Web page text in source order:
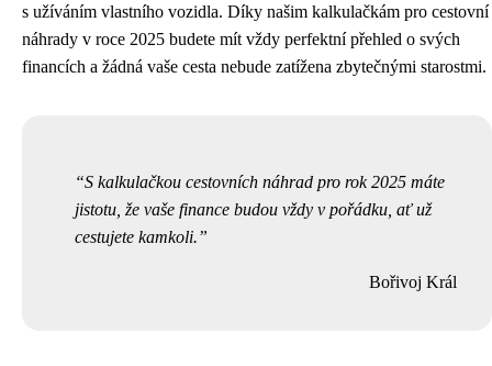
s užíváním vlastního vozidla. Díky našim kalkulačkám pro cestovní
náhrady v roce 2025 budete mít vždy perfektní přehled o svých
financích a žádná vaše cesta nebude zatížena zbytečnými starostmi.
S kalkulačkou cestovních náhrad pro rok 2025 máte
jistotu, že vaše finance budou vždy v pořádku, ať už
cestujete kamkoli.
Bořivoj Král